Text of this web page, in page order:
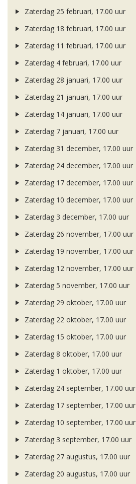
Zaterdag 25 februari, 17.00 uur
Zaterdag 18 februari, 17.00 uur
Zaterdag 11 februari, 17.00 uur
Zaterdag 4 februari, 17.00 uur
Zaterdag 28 januari, 17.00 uur
Zaterdag 21 januari, 17.00 uur
Zaterdag 14 januari, 17.00 uur
Zaterdag 7 januari, 17.00 uur
Zaterdag 31 december, 17.00 uur
Zaterdag 24 december, 17.00 uur
Zaterdag 17 december, 17.00 uur
Zaterdag 10 december, 17.00 uur
Zaterdag 3 december, 17.00 uur
Zaterdag 26 november, 17.00 uur
Zaterdag 19 november, 17.00 uur
Zaterdag 12 november, 17.00 uur
Zaterdag 5 november, 17.00 uur
Zaterdag 29 oktober, 17.00 uur
Zaterdag 22 oktober, 17.00 uur
Zaterdag 15 oktober, 17.00 uur
Zaterdag 8 oktober, 17.00 uur
Zaterdag 1 oktober, 17.00 uur
Zaterdag 24 september, 17.00 uur
Zaterdag 17 september, 17.00 uur
Zaterdag 10 september, 17.00 uur
Zaterdag 3 september, 17.00 uur
Zaterdag 27 augustus, 17.00 uur
Zaterdag 20 augustus, 17.00 uur